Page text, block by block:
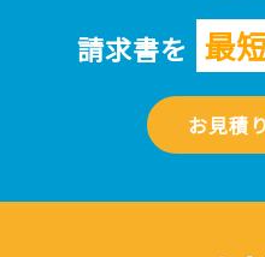
請求書を 最
お見積